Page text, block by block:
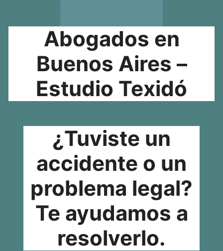
Abogados en
Buenos Aires –
Estudio Texidó
¿Tuviste un
accidente o un
problema legal?
Te ayudamos a
resolverlo.